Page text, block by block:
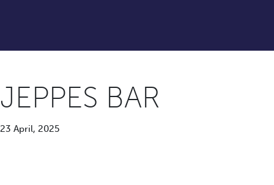
JEPPES BAR
23 April, 2025